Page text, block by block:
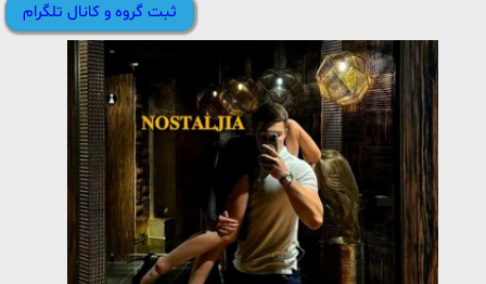
ثبت گروه و کانال تلگرام